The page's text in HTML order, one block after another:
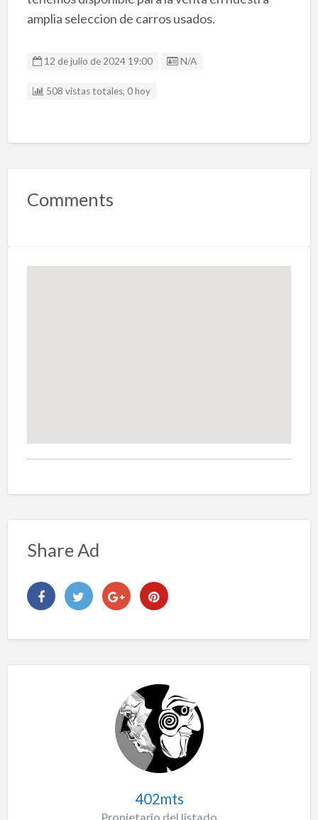
amplia seleccion de carros usados.
12 de julio de 2024 19:00 Listing ID
N/A
508 vistas totales, 0 hoy
Comments
Share Ad
402mts
Propietario del listado